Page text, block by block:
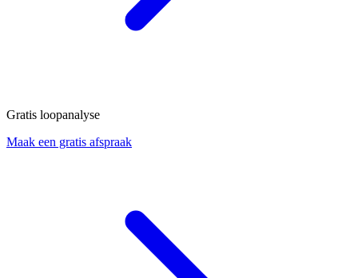
Gratis loopanalyse
Maak een gratis afspraak